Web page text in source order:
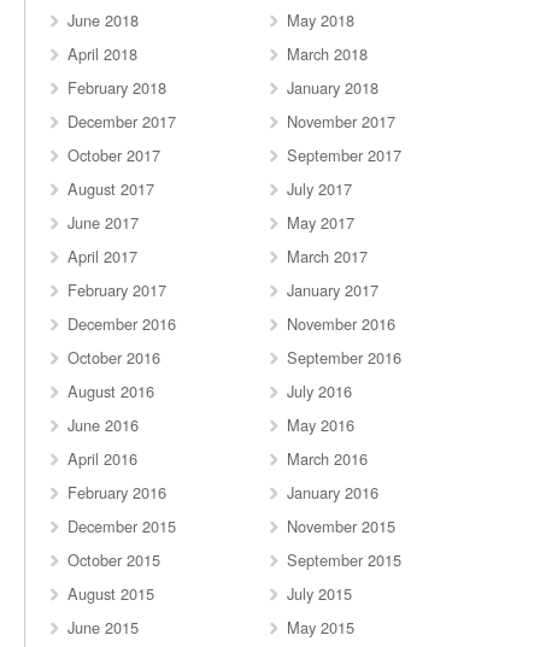
June 2018
May 2018
April 2018
March 2018
February 2018
January 2018
December 2017
November 2017
October 2017
September 2017
August 2017
July 2017
June 2017
May 2017
April 2017
March 2017
February 2017
January 2017
December 2016
November 2016
October 2016
September 2016
August 2016
July 2016
June 2016
May 2016
April 2016
March 2016
February 2016
January 2016
December 2015
November 2015
October 2015
September 2015
August 2015
July 2015
June 2015
May 2015